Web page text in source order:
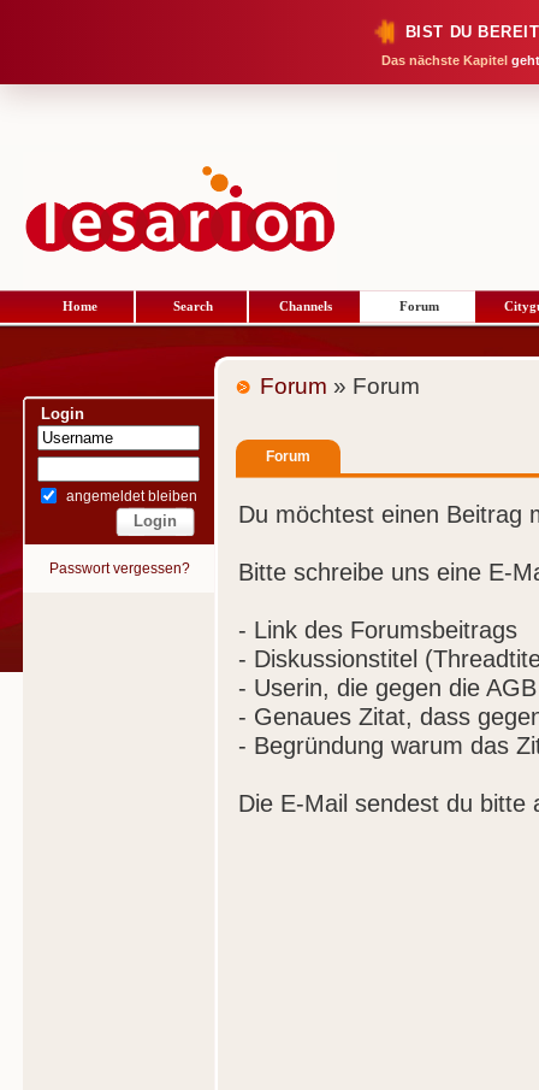
BIST DU
Das nächste Kapitel
Home Search Channels Forum
Login
angemeldet bleiben
Passwort vergessen?
Forum » Forum
Forum
Du möchtest einen Beitrag
Bitte schreibe uns eine E-
- Link des Forumsbeitrags
- Diskussionstitel
- Userin, die gegen die
- Genaues Zitat, dass
- Begründung warum das
Die E-Mail sendest du bitte